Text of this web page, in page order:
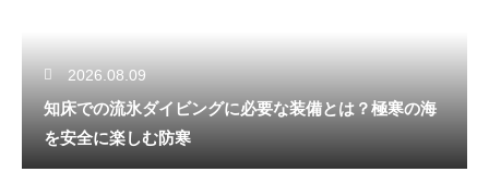
2026.08.09
知床での流氷ダイビングに必要な装備とは？極寒の海
を安全に楽しむ防寒